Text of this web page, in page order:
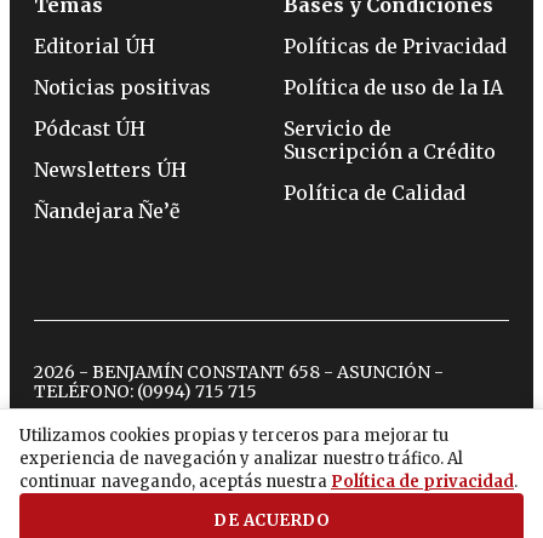
Utilizamos cookies propias y terceros para mejorar tu
experiencia de navegación y analizar nuestro tráfico. Al
continuar navegando, aceptás nuestra Política de privacidad.
DE ACUERDO
Editorial ÚH
Noticias positivas
Pódcast ÚH
Newsletters ÚH
Ñandejara Ñe’ẽ
Políticas de Privacidad
Política de uso de la IA
Servicio de
Suscripción a Crédito
Política de Calidad
2026 - BENJAMÍN CONSTANT 658 - ASUNCIÓN -
TELÉFONO: (0994) 715 715
twitterinstagram
facebook
tiktokyoutubespotify